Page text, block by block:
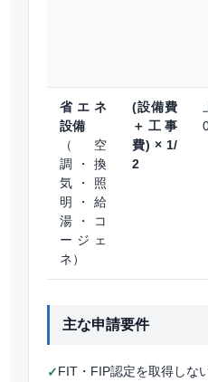
省エネ
設備
（空
調・換
気・照
明・給
湯・コ
ージェ
ネ）
(設備費
＋工事
費) × 1/
2
主な申請要件
✓ FIT・FIP認定を取得しな